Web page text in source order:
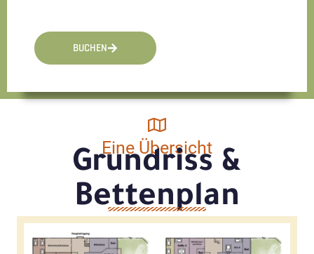
BUCHEN
Eine Übersicht
Grundriss &
Bettenplan